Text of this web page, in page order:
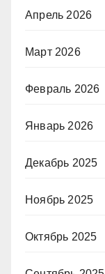
Апрель 2026
Март 2026
Февраль 2026
Январь 2026
Декабрь 2025
Ноябрь 2025
Октябрь 2025